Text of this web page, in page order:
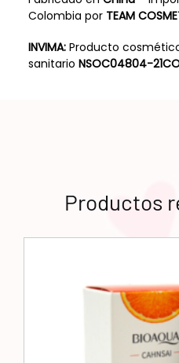
Colombia por TEAM
INVIMA:Producto
sanitario NSOC04804-
Productos